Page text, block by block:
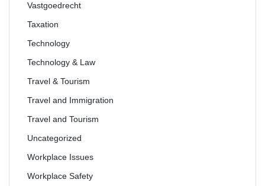
Vastgoedrecht
Taxation
Technology
Technology & Law
Travel & Tourism
Travel and Immigration
Travel and Tourism
Uncategorized
Workplace Issues
Workplace Safety